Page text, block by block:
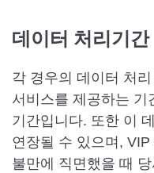
데이터 처리기간
각 경우의 데이터 처
서비스를 제공하는 기
기간입니다. 또한 이
연장될 수 있으며,
불만에 직면했을 때